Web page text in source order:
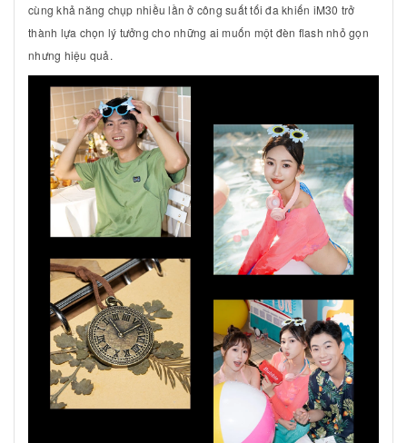
cùng khả năng chụp nhiều lần ở công suất tối đa khiến iM30 trở
thành lựa chọn lý tưởng cho những ai muốn một đèn flash nhỏ gọn
nhưng hiệu quả.